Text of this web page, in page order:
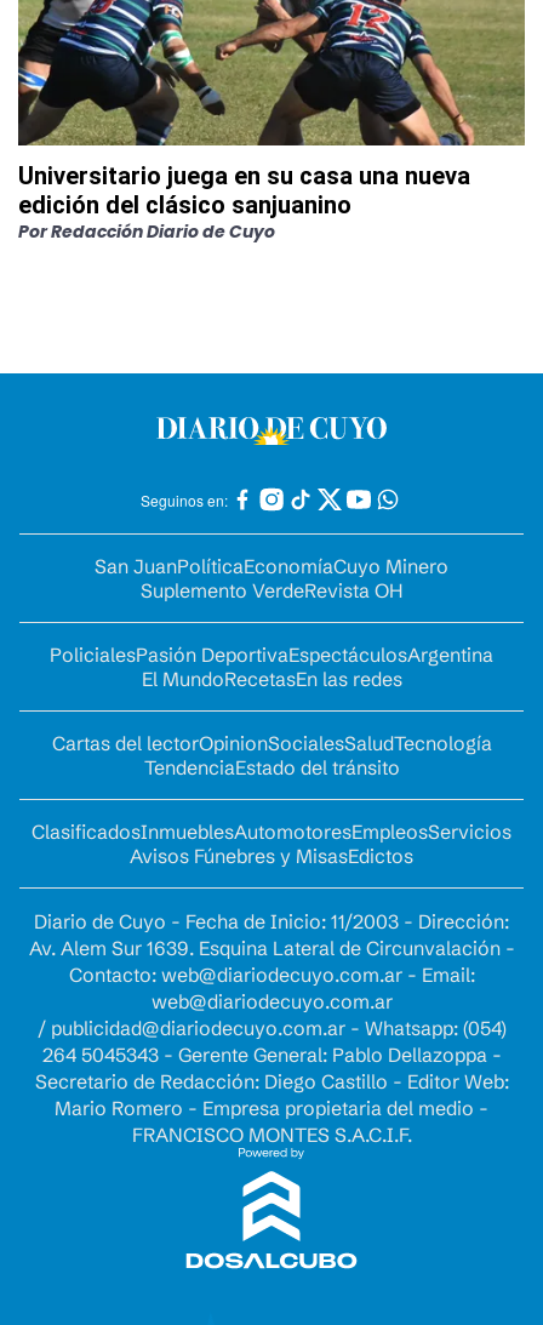
Universitario juega en su casa una nueva
edición del clásico sanjuanino
PorRedacción Diario de Cuyo
Seguinos en:
San JuanPolíticaEconomíaCuyo Minero
Suplemento VerdeRevista OH
PolicialesPasión DeportivaEspectáculosArgentina
El MundoRecetasEn las redes
Cartas del lectorOpinionSocialesSaludTecnología
TendenciaEstado del tránsito
ClasificadosInmueblesAutomotoresEmpleosServicios
Avisos Fúnebres y MisasEdictos
Diario de Cuyo - Fecha de Inicio: 11/2003 - Dirección:
Av. Alem Sur 1639. Esquina Lateral de Circunvalación -
Contacto: web@diariodecuyo.com.ar- Email:
web@diariodecuyo.com.ar
/ publicidad@diariodecuyo.com.ar- Whatsapp: (054)
264 5045343 - Gerente General: Pablo Dellazoppa -
Secretario de Redacción: Diego Castillo - Editor Web:
Mario Romero - Empresa propietaria del medio -
FRANCISCO MONTES S.A.C.I.F.